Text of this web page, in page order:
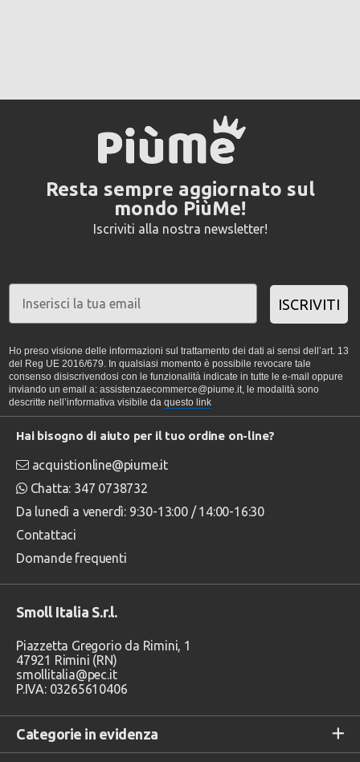
Resta sempre aggiornato sul
mondo PiùMe!
Iscriviti alla nostra newsletter!
ISCRIVITI
Ho preso visione delle informazioni sul trattamento dei dati ai sensi dell’art. 13
del Reg UE 2016/679. In qualsiasi momento è possibile revocare tale
consenso disiscrivendosi con le funzionalità indicate in tutte le e-mail oppure
inviando un email a: assistenzaecommerce@piume.it, le modalità sono
descritte nell’informativa visibile da questo link
Categorie in evidenza
Hai bisogno di aiuto per il tuo ordine on-line?
acquistionline@piume.it
Chatta: 347 0738732
Da lunedì a venerdì: 9:30-13:00 / 14:00-16:30
Contattaci
Domande frequenti
Smoll Italia S.r.l.
Piazzetta Gregorio da Rimini, 1
47921 Rimini (RN)
smollitalia@pec.it
P.IVA: 03265610406